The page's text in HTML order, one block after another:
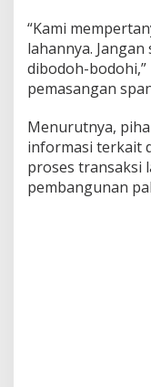
“Kami
lahannya.
dibodoh-
pemasangan
Menurutnya,
informasi terkait
proses transaksi
pembangunan